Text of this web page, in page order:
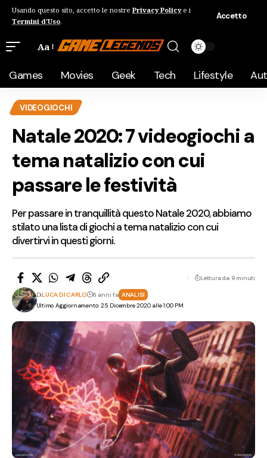
Usando questo sito, accetto le nostre Privacy Policye i
Termini d'Uso.
Accetto
Aa
Games Movies Geek Tech Lifestyle
VIDEOGIOCHI
Natale 2020: 7 videogiochi a
tema natalizio con cui
passare le festività
Per passare in tranquillità questo Natale 2020, abbiamo
stilato una lista di giochi a tema natalizio con cui
divertirvi in questi giorni.
Ultimo Aggiornamento: 25 Dicembre 2020 alle 1:00 PM
DiLUCA DI CARLO 6 anni fa ANALISI
Lettura da 9 minuti